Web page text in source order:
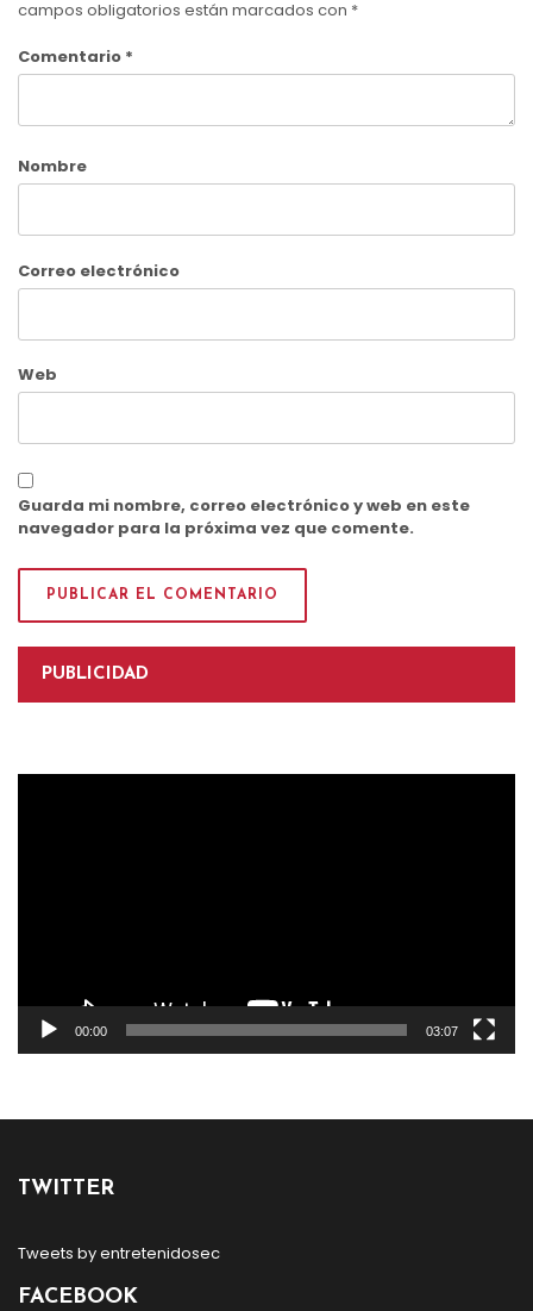
campos obligatorios están marcados con *
Comentario *
Nombre
Correo electrónico
Web
Guarda mi nombre, correo electrónico y web en este
navegador para la próxima vez que comente.
PUBLICIDAD
00:00 03:07
TWITTER
Tweets by entretenidosec
FACEBOOK